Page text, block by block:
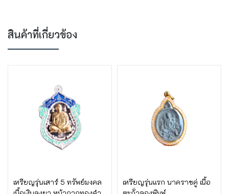
สินค้าที่เกี่ยวข้อง
เหรียญรุ่นเสาร์ 5 ทรัพย์มงคล
บูชาเลย
เหรียญรุ่นแรก นาคราชคู่ เนื้อ
บูชาเลย